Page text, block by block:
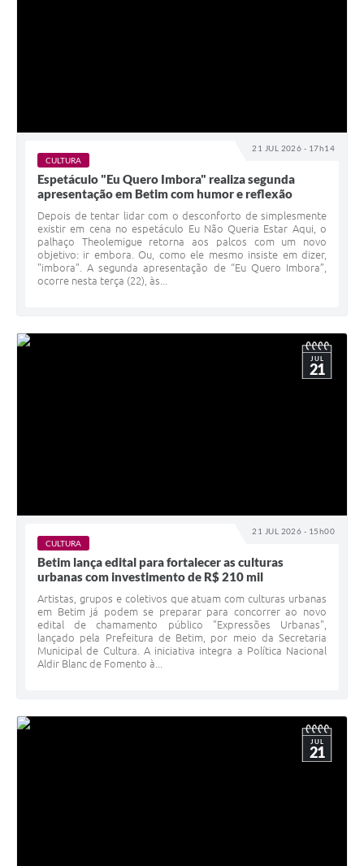
21 JUL 2026 - 17h14
CULTURA
Espetáculo "Eu Quero Imbora" realiza segunda
apresentação em Betim com humor e reflexão
Depois de tentar lidar com o desconforto de simplesmente
existir em cena no espetáculo Eu Não Queria Estar Aqui, o
palhaço Theolemigue retorna aos palcos com um novo
objetivo: ir embora. Ou, como ele mesmo insiste em dizer,
"imbora". A segunda apresentação de “Eu Quero Imbora”,
ocorre nesta terça (22), às...
21 JUL 2026 - 15h00
JUL
21
CULTURA
Betim lança edital para fortalecer as culturas
urbanas com investimento de R$ 210 mil
Artistas, grupos e coletivos que atuam com culturas urbanas
em Betim já podem se preparar para concorrer ao novo
edital de chamamento público "Expressões Urbanas",
lançado pela Prefeitura de Betim, por meio da Secretaria
Municipal de Cultura. A iniciativa integra a Política Nacional
Aldir Blanc de Fomento à...
JUL
21